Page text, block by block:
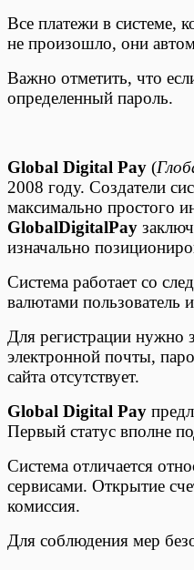
Все платежи в системе,
не произошло, они
Важно отметить, что
определенный пароль.
Global Digital Pay (
2008 году. Создатели
максимально простого
GlobalDigitalPay
изначально
Система работает со
валютами пользователь
Для регистрации нужно
электронной почты,
сайта отсутствует.
Global Digital Pay
Первый статус вполне
Система отличается
сервисами. Открытие
комиссия.
Для соблюдения мер